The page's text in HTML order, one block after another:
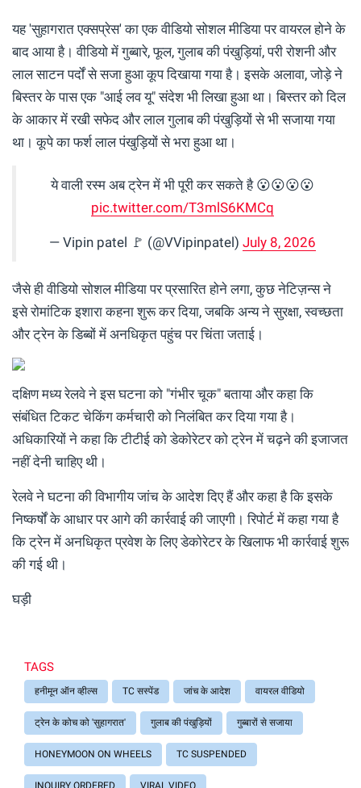
यह 'सुहागरात एक्सप्रेस' का एक वीडियो सोशल मीडिया पर वायरल होने के
बाद आया है। वीडियो में गुब्बारे, फूल, गुलाब की पंखुड़ियां, परी रोशनी और
लाल साटन पर्दों से सजा हुआ कूप दिखाया गया है। इसके अलावा, जोड़े ने
बिस्तर के पास एक "आई लव यू" संदेश भी लिखा हुआ था। बिस्तर को दिल
के आकार में रखी सफेद और लाल गुलाब की पंखुड़ियों से भी सजाया गया
था। कूपे का फर्श लाल पंखुड़ियों से भरा हुआ था।
ये वाली रस्म अब ट्रेन में भी पूरी कर सकते है 😮😮😮😮
pic.twitter.com/T3mlS6KMCq
— Vipin patel 🚩 (@VVipinpatel) July 8, 2026
जैसे ही वीडियो सोशल मीडिया पर प्रसारित होने लगा, कुछ नेटिज़न्स ने
इसे रोमांटिक इशारा कहना शुरू कर दिया, जबकि अन्य ने सुरक्षा, स्वच्छता
और ट्रेन के डिब्बों में अनधिकृत पहुंच पर चिंता जताई।
दक्षिण मध्य रेलवे ने इस घटना को "गंभीर चूक" बताया और कहा कि
संबंधित टिकट चेकिंग कर्मचारी को निलंबित कर दिया गया है।
अधिकारियों ने कहा कि टीटीई को डेकोरेटर को ट्रेन में चढ़ने की इजाजत
नहीं देनी चाहिए थी।
रेलवे ने घटना की विभागीय जांच के आदेश दिए हैं और कहा है कि इसके
निष्कर्षों के आधार पर आगे की कार्रवाई की जाएगी। रिपोर्ट में कहा गया है
कि ट्रेन में अनधिकृत प्रवेश के लिए डेकोरेटर के खिलाफ भी कार्रवाई शुरू
की गई थी।
घड़ी
TAGS
हनीमून ऑन व्हील्स TC सस्पेंड जांच के आदेश वायरल वीडियो
ट्रेन के कोच को 'सुहागरात' गुलाब की पंखुड़ियों गुब्बारों से सजाया
HONEYMOON ON WHEELS TC SUSPENDED